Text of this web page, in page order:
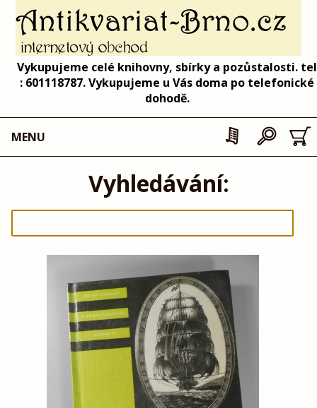
Vykupujeme celé knihovny, sbírky a pozůstalosti. tel
: 601118787. Vykupujeme u Vás doma po telefonické
dohodě.
MENU
Vyhledávání: